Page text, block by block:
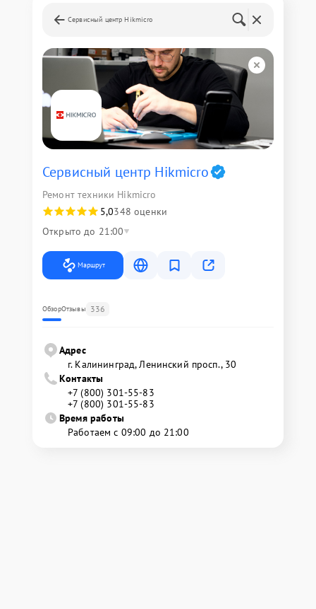
Сервисный центр Hikmicro
Сервисный центр Hikmicro
Ремонт техники Hikmicro
5,0348 оценки
Открыто до 21:00
Маршрут
ОбзорОтзывы 336
Адрес
г. Калининград, Ленинский просп., 30
Контакты
+7 (800) 301-55-83
+7 (800) 301-55-83
Время работы
Работаем с 09:00 до 21:00